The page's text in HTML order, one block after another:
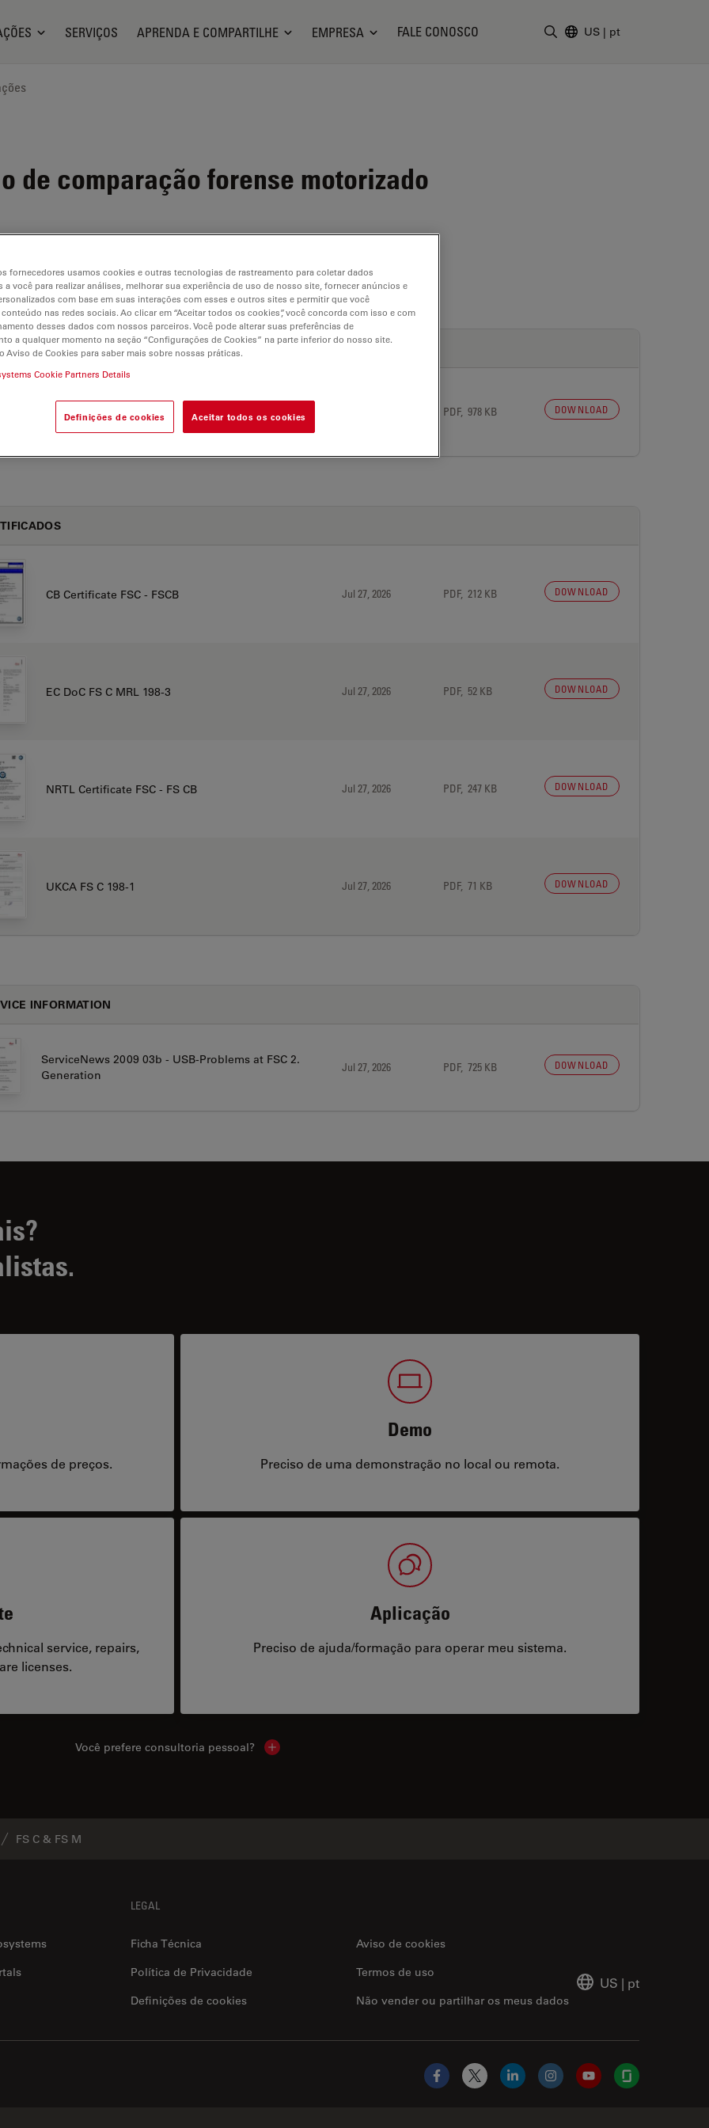
SERVIÇOS APRENDA E COMPARTILHE EMPRESA FALE CONOSCO US | pt
de comparação forense motorizado
OR FLYER
Leica FS C-FS M Brochure 210x280 en MC-0000810
2020.05.11
PDF, 978 KB DOWNLOAD
CB Certificate FSC - FSCB Jul 27, 2026 PDF, 212 KB DOWNLOAD
EC DoC FS C MRL 198-3 Jul 27, 2026 PDF, 52 KB DOWNLOAD
NRTL Certificate FSC - FS CB Jul 27, 2026 PDF, 247 KB DOWNLOAD
UKCA FS C 198-1 Jul 27, 2026 PDF, 71 KB DOWNLOAD
INFORMATION
ServiceNews 2009 03b - USB-Problems at FSC 2.
Generation
Jul 27, 2026 PDF, 725 KB DOWNLOAD
de preços.
Demo
Preciso de uma demonstração no local ou remota.
service, repairs,
licenses.
Aplicação
Preciso de ajuda/formação para operar meu sistema.
Você prefere consultoria pessoal? Show local contacts
FS C & FS M
LEGAL
Ficha Técnica
Aviso de cookies
Política de Privacidade
Não vender ou partilhar os meus dados
Termos de uso
Definições de cookies
US | pt
Facebook
X LinkedInInstagramYouTubeGlassdoor
fornecedores usamos cookies e outras tecnologias de rastreamento para coletar dados
a você para realizar análises, melhorar sua experiência de uso de nosso site, fornecer anúncios e
com base em suas interações com esses e outros sites e permitir que você
nas redes sociais. Ao clicar em “Aceitar todos os cookies”, você concorda com isso e com
desses dados com nossos parceiros. Você pode alterar suas preferências de
a qualquer momento na seção “Configurações de Cookies” na parte inferior do nosso site.
Aviso de Cookies para saber mais sobre nossas práticas.
Cookie Partners Details
Definições de cookies Aceitar todos os cookies